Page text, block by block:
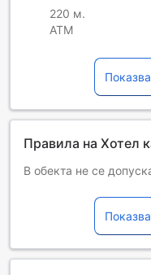
220 м.
ATM
Правила на Хотел
В обекта не се
The property-collect
property upon check-in.
(Luggage storage